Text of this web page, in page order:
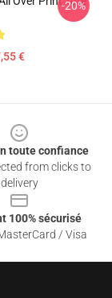
€
-20%
toute confiance
from clicks to
delivery
100% sécurisé
/ Visa